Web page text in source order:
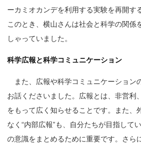
ーカミオカンデを利用する実験を再開す
このとき、横山さんは社会と科学の関係
しゃっていました。
科学広報と科学コミュニケーション
また、広報や科学コミュニケーション
お話くださいました。広報とは、非営利
をもって広く知らせることです。また、
なく“内部広報”も、自分たちが目指して
の意識をまとめるために重要です。さら